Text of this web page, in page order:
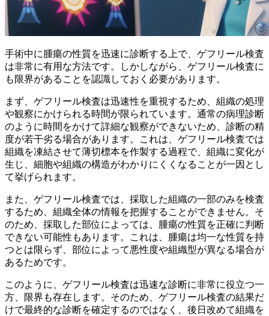
手術中に腫瘍の性質を迅速に診断する上で、ゲフリール検査
は非常に有用な方法です。しかしながら、ゲフリール検査に
も限界があることを認識しておく必要があります。
まず、ゲフリール検査は迅速性を重視するため、組織の処理
や観察にかけられる時間が限られています。通常の病理診断
のように時間をかけて詳細な観察ができないため、診断の精
度が若干劣る場合があります。これは、 ゲフリール検査では
組織を凍結させて薄切標本を作製する過程で、組織に変化が
生じ、細胞や組織の構造がわかりにくくなる ことが一因とし
て挙げられます。
また、ゲフリール検査では、採取した組織の一部のみを検査
するため、組織全体の情報を把握することができません。そ
のため、採取した部位によっては、腫瘍の性質を正確に判断
できない可能性もあります。これは、 腫瘍は均一な性質を持
つとは限らず、部位によって悪性度や組織型が異なる場合が
あるためです。
このように、ゲフリール検査は迅速な診断に非常に役立つ一
方、限界も存在します。そのため、ゲフリール検査の結果だ
けで最終的な診断を確定するのではなく、後日改めて組織を